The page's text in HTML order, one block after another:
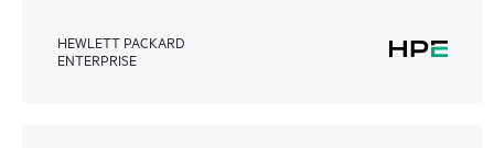
HEWLETT PACKARD
ENTERPRISE